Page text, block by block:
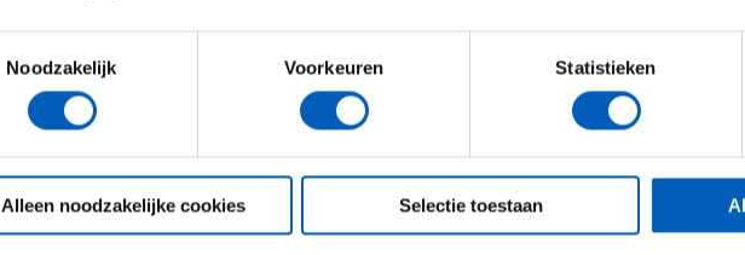
Noodzakelijk
Voorkeuren Statistieken
Alleen noodzakelijke cookies Selectie toestaan